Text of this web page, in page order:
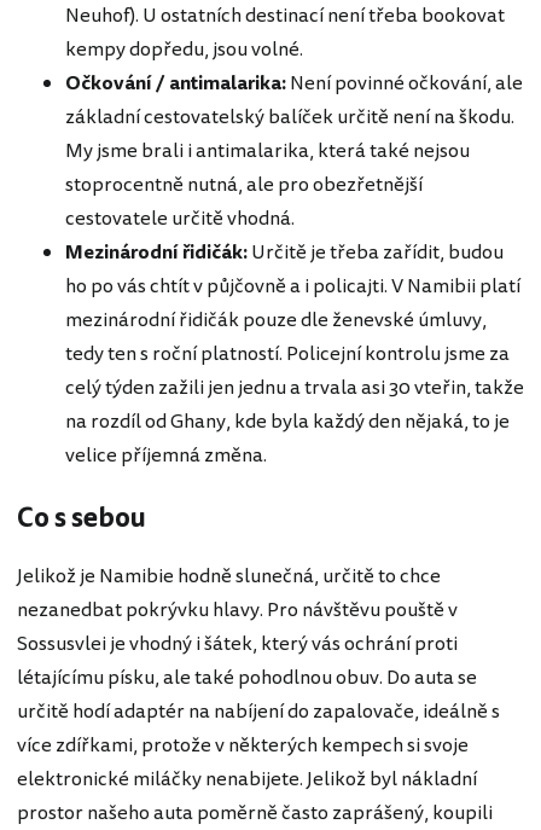
Neuhof). U ostatních destinací není třeba bookovat
kempy dopředu, jsou volné.
Očkování / antimalarika:Není povinné očkování, ale
základní cestovatelský balíček určitě není na škodu.
My jsme brali i antimalarika, která také nejsou
stoprocentně nutná, ale pro obezřetnější
cestovatele určitě vhodná.
Mezinárodní řidičák:Určitě je třeba zařídit, budou
ho po vás chtít v půjčovně a i policajti. V Namibii platí
mezinárodní řidičák pouze dle ženevské úmluvy,
tedy ten s roční platností. Policejní kontrolu jsme za
celý týden zažili jen jednu a trvala asi 30 vteřin, takže
na rozdíl od Ghany, kde byla každý den nějaká, to je
velice příjemná změna.
Co s sebou
Jelikož je Namibie hodně slunečná, určitě to chce
nezanedbat pokrývku hlavy. Pro návštěvu pouště v
Sossusvlei je vhodný i šátek, který vás ochrání proti
létajícímu písku, ale také pohodlnou obuv. Do auta se
určitě hodí adaptér na nabíjení do zapalovače, ideálně s
více zdířkami, protože v některých kempech si svoje
elektronické miláčky nenabijete. Jelikož byl nákladní
prostor našeho auta poměrně často zaprášený, koupili